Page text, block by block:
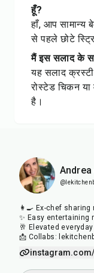
हूँ?
हाँ, आप
से पहले छोटे
मैं इस सलाद के
यह सलाद
रोस्टेड चिकन
है।
👩‍🍳 Ex-chef
✨ Easy entertaining
🥂 Elevated everyday
📩 Collabs: